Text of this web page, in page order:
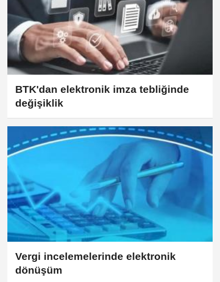
BTK'dan elektronik imza tebliğinde
değişiklik
Vergi incelemelerinde elektronik
dönüşüm